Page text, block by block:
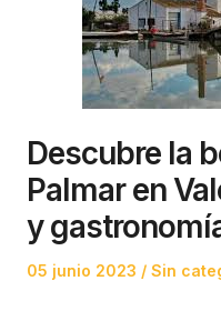
Descubre la
Palmar en
y
Posted
05 junio 2023
Posted
Sin